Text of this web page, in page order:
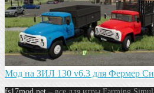
Мод на ЗИЛ 130 v6.3 для Фермер
fs17mod.net – все для игры Farming